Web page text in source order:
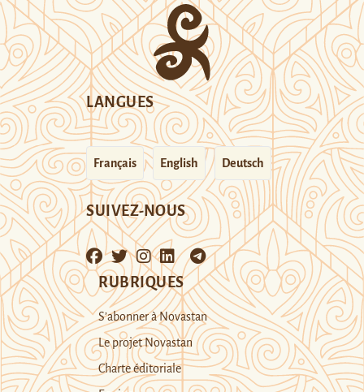
LANGUES
Français English Deutsch
SUIVEZ-NOUS
RUBRIQUES
S’abonner à Novastan
Le projet Novastan
Charte éditoriale